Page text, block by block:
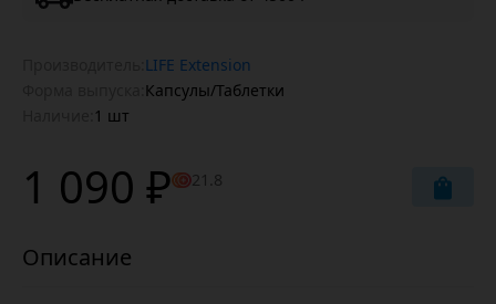
LIFE Extension
Капсулы/Таблетки
1 шт
1 090 ₽ 21.8